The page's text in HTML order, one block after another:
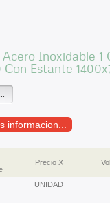
Inoxidable
Con Estante
informacion...
Precio X
UNIDAD